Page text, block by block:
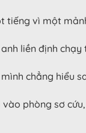
tiếng vì một
liền định
chẳng hiểu
vào phòng sơ